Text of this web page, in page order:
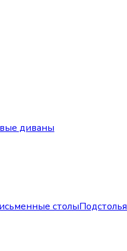
диваны
столыПодстолья